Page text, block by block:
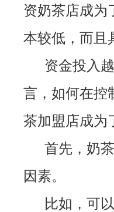
资奶茶店成为
本较低，而且
资金投入
言，如何在控
茶加盟店成为
首先，奶
因素。
比如，可